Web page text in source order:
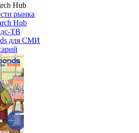
Hub
рынка
Hub
ТВ
для СМИ